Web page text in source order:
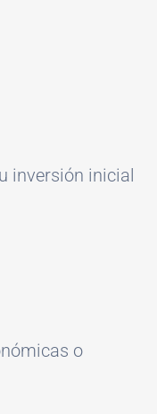
inversión inicial
o